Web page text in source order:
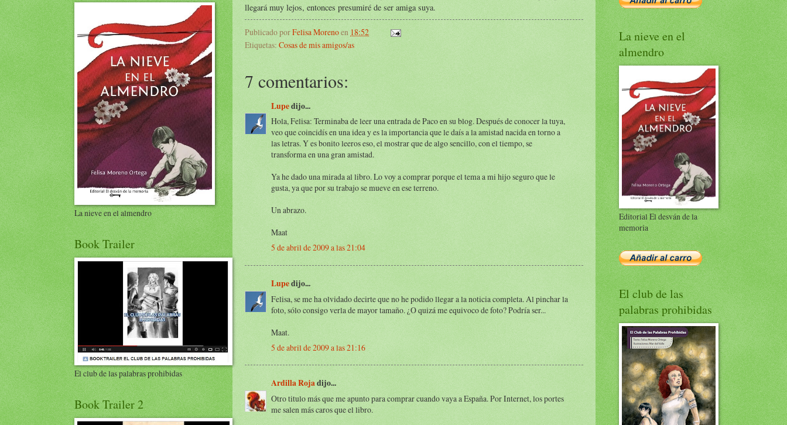
llegará muy lejos, entonces presumiré de ser amiga suya.
Publicado porFelisa Morenoen 18:52
Etiquetas: Cosas de mis amigos/as
7 comentarios:
Lupedijo...
Hola, Felisa: Terminaba de leer una entrada de Paco en su blog. Después de conocer la tuya,
veo que coincidís en una idea y es la importancia que le daís a la amistad nacida en torno a
las letras. Y es bonito leeros eso, el mostrar que de algo sencillo, con el tiempo, se
transforma en una gran amistad.
Ya he dado una mirada al libro. Lo voy a comprar porque el tema a mi hijo seguro que le
gusta, ya que por su trabajo se mueve en ese terreno.
Un abrazo.
Maat
5 de abril de 2009 a las 21:04
Lupedijo...
Felisa, se me ha olvidado decirte que no he podido llegar a la noticia completa. Al pinchar la
foto, sólo consigo verla de mayor tamaño. ¿O quizá me equivoco de foto? Podría ser...
Maat.
5 de abril de 2009 a las 21:16
Ardilla Rojadijo...
Otro titulo más que me apunto para comprar cuando vaya a España. Por Internet, los portes
me salen más caros que el libro.
La nieve en el almendro
Book Trailer
El club de las palabras prohibidas
Book Trailer 2
La nieve en el
almendro
Editorial El desván de la
memoria
El club de las
palabras prohibidas